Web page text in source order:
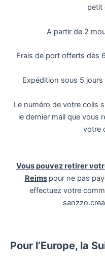
petit
A partir de 2
Frais de port offerts dès
Expédition sous 5
Le numéro de votre colis
le dernier mail que vous
votre
Vous pouvez retirer
Reims pour ne pas
effectuez votre
Pour l’Europe, la